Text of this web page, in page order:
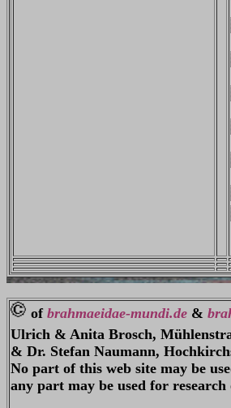
of brahmaeidae-mundi.de &
Ulrich & Anita Brosch,
& Dr. Stefan Naumann,
No part of this web site may be
any part may be used for